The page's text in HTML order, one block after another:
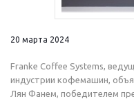
20 марта 2024
Franke Coffee Systems,
индустрии кофемашин,
Лян Фанем, победителем